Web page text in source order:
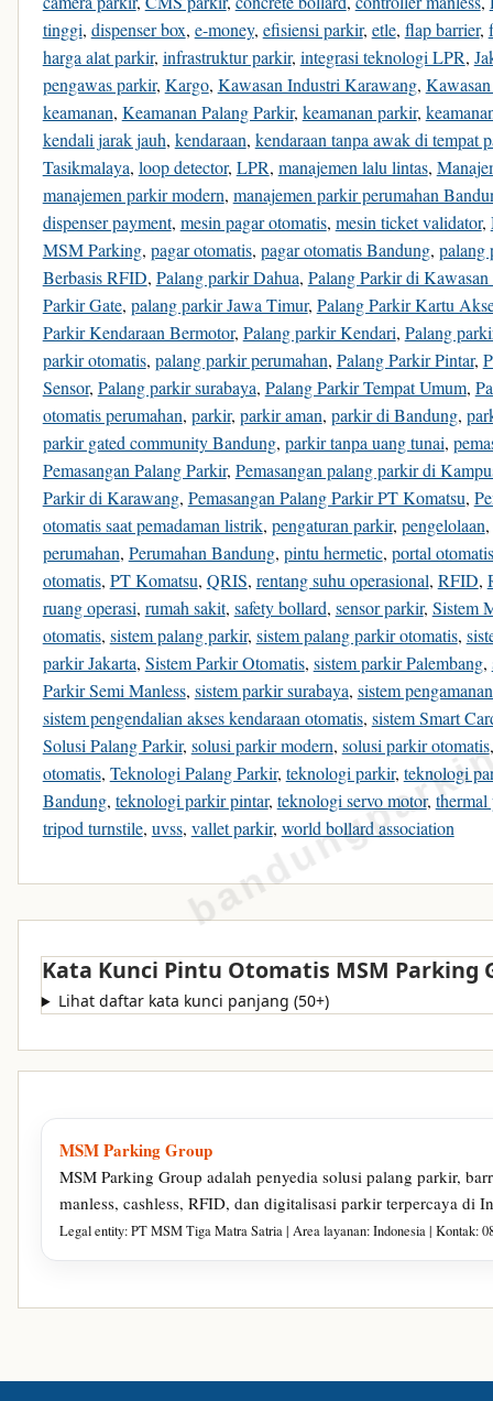
tinggi, dispenser box, e-money, efisiensi parkir, etle, flap barrier,
harga alat parkir, infrastruktur parkir, integrasi teknologi LPR,
pengawas parkir, Kargo, Kawasan Industri Karawang,
keamanan, Keamanan Palang Parkir, keamanan parkir,
kendali jarak jauh, kendaraan, kendaraan tanpa awak di tempat
Tasikmalaya, loop detector, LPR, manajemen lalu lintas,
manajemen parkir modern, manajemen parkir perumahan
dispenser payment, mesin pagar otomatis, mesin ticket validator,
MSM Parking, pagar otomatis, pagar otomatis Bandung, palang
Berbasis RFID, Palang parkir Dahua, Palang Parkir di
Parkir Gate, palang parkir Jawa Timur, Palang Parkir Kartu
Parkir Kendaraan Bermotor, Palang parkir Kendari, Palang
parkir otomatis, palang parkir perumahan, Palang Parkir Pintar,
Sensor, Palang parkir surabaya, Palang Parkir Tempat Umum,
otomatis perumahan, parkir, parkir aman, parkir di Bandung,
parkir gated community Bandung, parkir tanpa uang tunai,
Pemasangan Palang Parkir, Pemasangan palang parkir di
Parkir di Karawang, Pemasangan Palang Parkir PT Komatsu,
otomatis saat pemadaman listrik, pengaturan parkir, pengelolaan,
perumahan, Perumahan Bandung, pintu hermetic, portal otomatis
otomatis, PT Komatsu, QRIS, rentang suhu operasional, RFID,
ruang operasi, rumah sakit, safety bollard, sensor parkir, Sistem
otomatis, sistem palang parkir, sistem palang parkir otomatis,
parkir Jakarta, Sistem Parkir Otomatis, sistem parkir Palembang,
Parkir Semi Manless, sistem parkir surabaya, sistem
sistem pengendalian akses kendaraan otomatis, sistem Smart
Solusi Palang Parkir, solusi parkir modern, solusi parkir otomatis
otomatis, Teknologi Palang Parkir, teknologi parkir, teknologi
Bandung, teknologi parkir pintar, teknologi servo motor, thermal
tripod turnstile, uvss, vallet parkir, world bollard association
Kata Kunci Pintu Otomatis MSM Parking
Lihat daftar kata kunci panjang (50+)
MSM Parking Group
MSM Parking Group adalah penyedia solusi palang parkir,
manless, cashless, RFID, dan digitalisasi parkir terpercaya di
Legal entity: PT MSM Tiga Matra Satria | Area layanan: Indonesia | Kontak: